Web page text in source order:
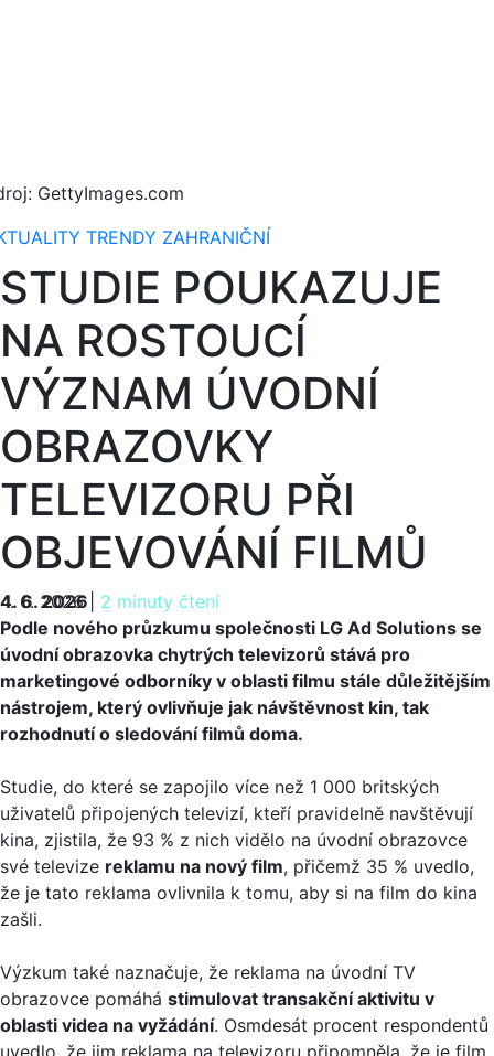
GettyImages.com
TRENDY ZAHRANIČNÍ
STUDIE POUKAZUJE
NA ROSTOUCÍ
VÝZNAM ÚVODNÍ
OBRAZOVKY
TELEVIZORU PŘI
OBJEVOVÁNÍ FILMŮ
4. 6. 2026 2 minuty čtení
4. 6. 2026
Podle nového průzkumu společnosti LG Ad Solutions se
úvodní obrazovka chytrých televizorů stává pro
marketingové odborníky v oblasti filmu stále důležitějším
nástrojem, který ovlivňuje jak návštěvnost kin, tak
rozhodnutí o sledování filmů doma.
Studie, do které se zapojilo více než 1 000 britských
uživatelů připojených televizí, kteří pravidelně navštěvují
kina, zjistila, že 93 % z nich vidělo na úvodní obrazovce
své televize reklamu na nový film, přičemž 35 % uvedlo,
že je tato reklama ovlivnila k tomu, aby si na film do kina
zašli.
Výzkum také naznačuje, že reklama na úvodní TV
obrazovce pomáhá stimulovat transakční aktivitu v
oblasti videa na vyžádání. Osmdesát procent respondentů
uvedlo, že jim reklama na televizoru připomněla, že je film